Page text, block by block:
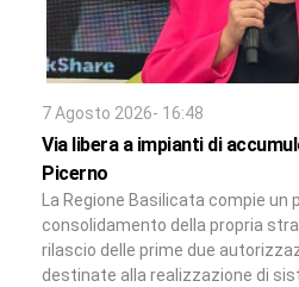
7 Agosto 2026- 16:48
Via libera a impianti di
Picerno
La Regione Basilicata compie un
consolidamento della propria
rilascio delle prime due
destinate alla realizzazione di